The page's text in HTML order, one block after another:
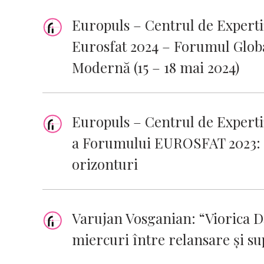
Europuls – Centrul de
Eurosfat 2024 – Forumul
Modernă (15 – 18 mai 2024)
Europuls – Centrul de
a Forumului EUROSFAT
orizonturi
Varujan Vosganian: “Viorica
miercuri între relansare și